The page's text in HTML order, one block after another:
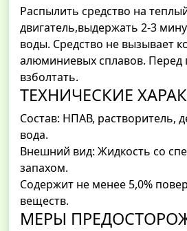
Распылить средство на
двигатель,выдержать 2-3
воды. Средство не вызывает
алюминиевых сплавов.
взболтать.
ТЕХНИЧЕСКИЕ
Состав: НПАВ, растворитель,
вода.
Внешний вид: Жидкость со
запахом.
Содержит не менее 5,0%
веществ.
МЕРЫ